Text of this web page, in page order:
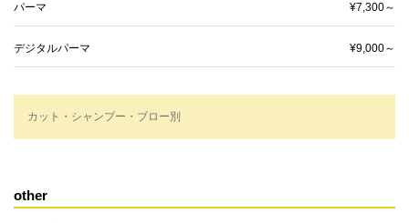
パーマ ¥7,300～
デジタルパーマ ¥9,000～
カット・シャンプー・ブロー別
other